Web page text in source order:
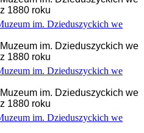
1880 roku
im. Dzieduszyckich we
1880 roku
im. Dzieduszyckich we
1880 roku